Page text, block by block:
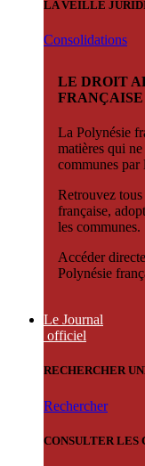
LA VEILLE
Consolidations
LE DROIT
FRANÇAISE
La Polynésie
matières qui
communes par
Retrouvez
française,
les communes.
Accéder
Polynésie
Le Journal
officiel
RECHERCHER
Rechercher
CONSULTER LES